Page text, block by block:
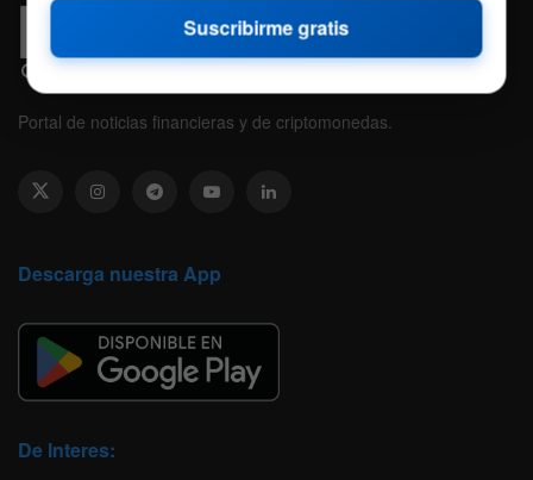
Portal de noticias financieras y de criptomonedas.
Descarga nuestra App
De Interes:
Suscribirme gratis